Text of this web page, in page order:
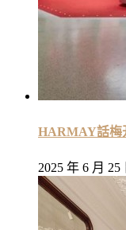
HARMAY話梅
2025 年 6 月 25